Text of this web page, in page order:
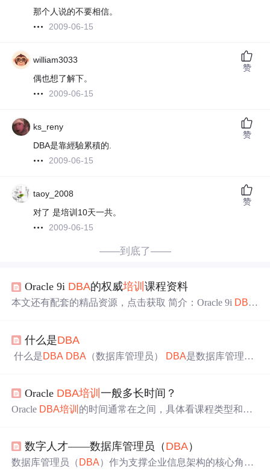
那个人说的不要相信。
2009-06-15
william3033
偶也想了解下。
2009-06-15
赞
ks_reny
DBA是靠經驗累積的.
2009-06-15
赞
taoy_2008
对了 是培训10天一共。
2009-06-15
赞
——到底了——
Oracle 9i DBA的权威培训课程资料
本文还有配套的精品资源，点击获取 简介：Oracle 9i DBA
面覆盖了Oracle 9i
在帮助DBA深入理解、管理和优化Oracle数据库系统。内
什么是DBA
什么是DBA DBA （数据库管理员） DBA是数据库管理员
地分成三个等级：初级Primary、中级Intermediate和高级Sen
ior。 初级DBA又称为DBBS，是英文Database Baby Sitter的
Oracle DBA培训一般多长时间？
Oracle DBA培训 的时间通常在‌‌之间，具体看课程类型和你
些课程压缩到2个月，但全是干货。
数字人才——数据库管理员（ DBA）
数据库管理员（ DBA）作为支撑企业信息架构的核心角